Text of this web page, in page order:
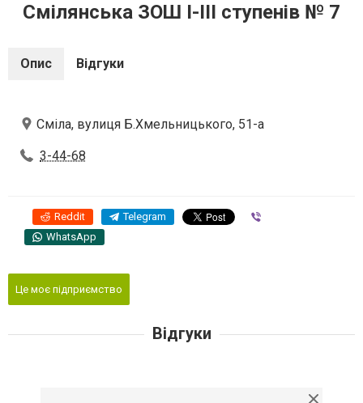
Смілянська ЗОШ І-ІІІ ступенів № 7
Опис Відгуки
Сміла, вулиця Б.Хмельницького, 51-а
3-44-68
Reddit Telegram
WhatsApp
Це моє підприємство
Відгуки